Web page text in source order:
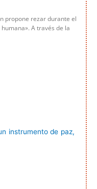
propone rezar durante el
A través de la